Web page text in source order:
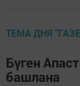
ТЕМА ДНЯ
Бүген
башлана